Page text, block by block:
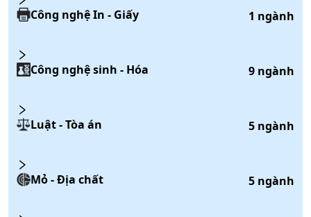
Công nghệ In - Giấy 1 ngành
Công nghệ sinh - Hóa 9 ngành
Luật - Tòa án 5 ngành
Mỏ - Địa chất 5 ngành